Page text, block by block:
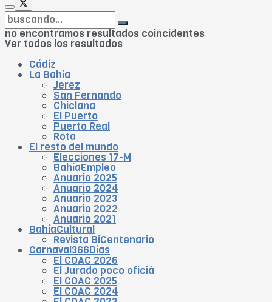
no encontramos resultados coincidentes
Ver todos los resultados
Cádiz
La Bahía
Jerez
San Fernando
Chiclana
El Puerto
Puerto Real
Rota
El resto del mundo
Elecciones 17-M
BahíaEmpleo
Anuario 2025
Anuario 2024
Anuario 2023
Anuario 2022
Anuario 2021
BahíaCultural
Revista BiCentenario
Carnaval366Días
El COAC 2026
El Jurado poco oficiá
El COAC 2025
El COAC 2024